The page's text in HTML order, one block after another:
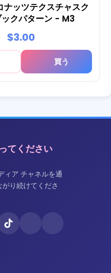
ナッツテクスチャスク
クパターン - M3
$3.00
買う
てください
ィア チャネルを通
り続けてくださ